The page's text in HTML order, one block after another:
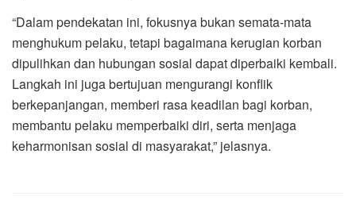
“Dalam pendekatan ini, fokusnya bukan semata-mata
menghukum pelaku, tetapi bagaimana kerugian korban
dipulihkan dan hubungan sosial dapat diperbaiki kembali.
Langkah ini juga bertujuan mengurangi konflik
berkepanjangan, memberi rasa keadilan bagi korban,
membantu pelaku memperbaiki diri, serta menjaga
keharmonisan sosial di masyarakat,” jelasnya.